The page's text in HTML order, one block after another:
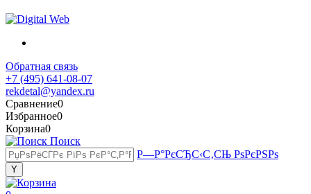
Обратная связь
+7 (495) 641-08-07
rekdetal@yandex.ru
Сравнение0
Избранное0
Корзина0
Поиск
Р—Р°РєСЂС‹С‚СЊ РѕРєРЅРѕ